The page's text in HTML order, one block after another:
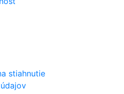
stiahnutie